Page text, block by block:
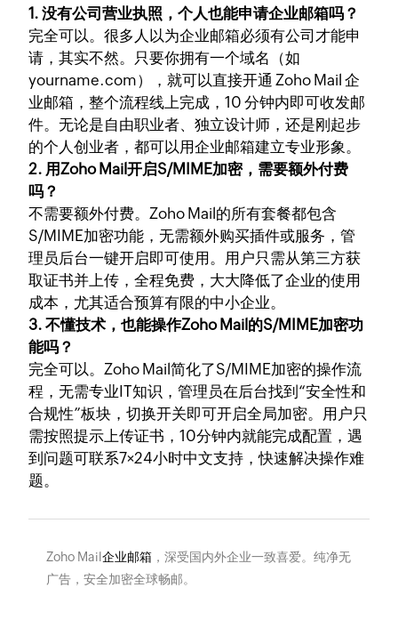
1. 没有公司营业执照，个人也能申请企业邮箱吗？
完全可以。很多人以为企业邮箱必须有公司才能申
请，其实不然。只要你拥有一个域名（如
yourname.com），就可以直接开通 Zoho Mail 企
业邮箱，整个流程线上完成，10 分钟内即可收发邮
件。无论是自由职业者、独立设计师，还是刚起步
的个人创业者，都可以用企业邮箱建立专业形象。
2. 用Zoho Mail开启S/MIME加密，需要额外付费
吗？
不需要额外付费。Zoho Mail的所有套餐都包含
S/MIME加密功能，无需额外购买插件或服务，管
理员后台一键开启即可使用。用户只需从第三方获
取证书并上传，全程免费，大大降低了企业的使用
成本，尤其适合预算有限的中小企业。
3. 不懂技术，也能操作Zoho Mail的S/MIME加密功
能吗？
完全可以。Zoho Mail简化了S/MIME加密的操作流
程，无需专业IT知识，管理员在后台找到“安全性和
合规性”板块，切换开关即可开启全局加密。用户只
需按照提示上传证书，10分钟内就能完成配置，遇
到问题可联系7×24小时中文支持，快速解决操作难
题。
Zoho Mail企业邮箱，深受国内外企业一致喜爱。纯净无
广告，安全加密全球畅邮。